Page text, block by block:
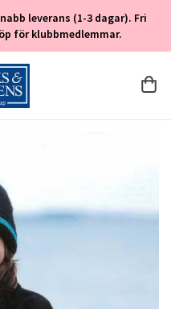
leverans (1-3 dagar). Fri
för klubbmedlemmar.